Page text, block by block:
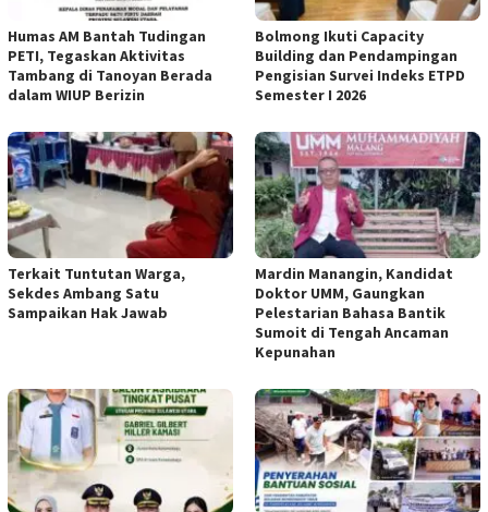
Humas AM Bantah Tudingan
PETI, Tegaskan Aktivitas
Tambang di Tanoyan Berada
dalam WIUP Berizin
Bolmong Ikuti Capacity
Building dan Pendampingan
Pengisian Survei Indeks ETPD
Semester I 2026
Terkait Tuntutan Warga,
Sekdes Ambang Satu
Sampaikan Hak Jawab
Mardin Manangin, Kandidat
Doktor UMM, Gaungkan
Pelestarian Bahasa Bantik
Sumoit di Tengah Ancaman
Kepunahan